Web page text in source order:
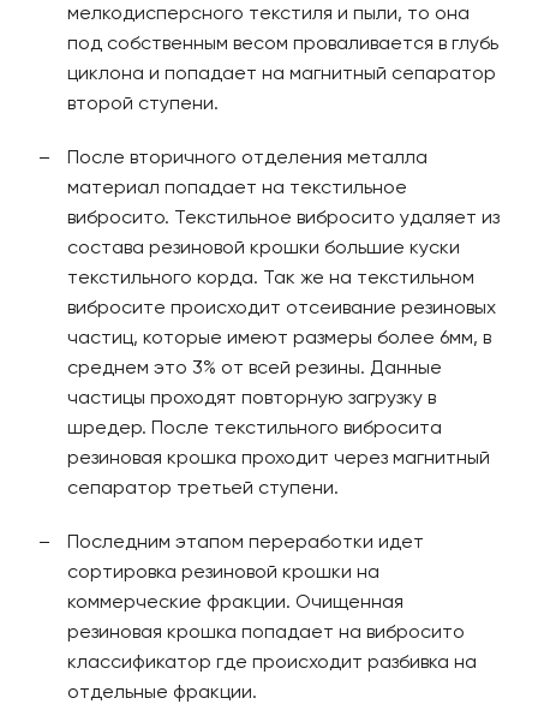
мелкодисперсного текстиля и пыли, то она
под собственным весом проваливается в глубь
циклона и попадает на магнитный сепаратор
второй ступени.
После вторичного отделения металла
материал попадает на текстильное
вибросито. Текстильное вибросито удаляет из
состава резиновой крошки большие куски
текстильного корда. Так же на текстильном
вибросите происходит отсеивание резиновых
частиц, которые имеют размеры более 6мм, в
среднем это 3% от всей резины. Данные
частицы проходят повторную загрузку в
шредер. После текстильного вибросита
резиновая крошка проходит через магнитный
сепаратор третьей ступени.
Последним этапом переработки идет
сортировка резиновой крошки на
коммерческие фракции. Очищенная
резиновая крошка попадает на вибросито
классификатор где происходит разбивка на
отдельные фракции.